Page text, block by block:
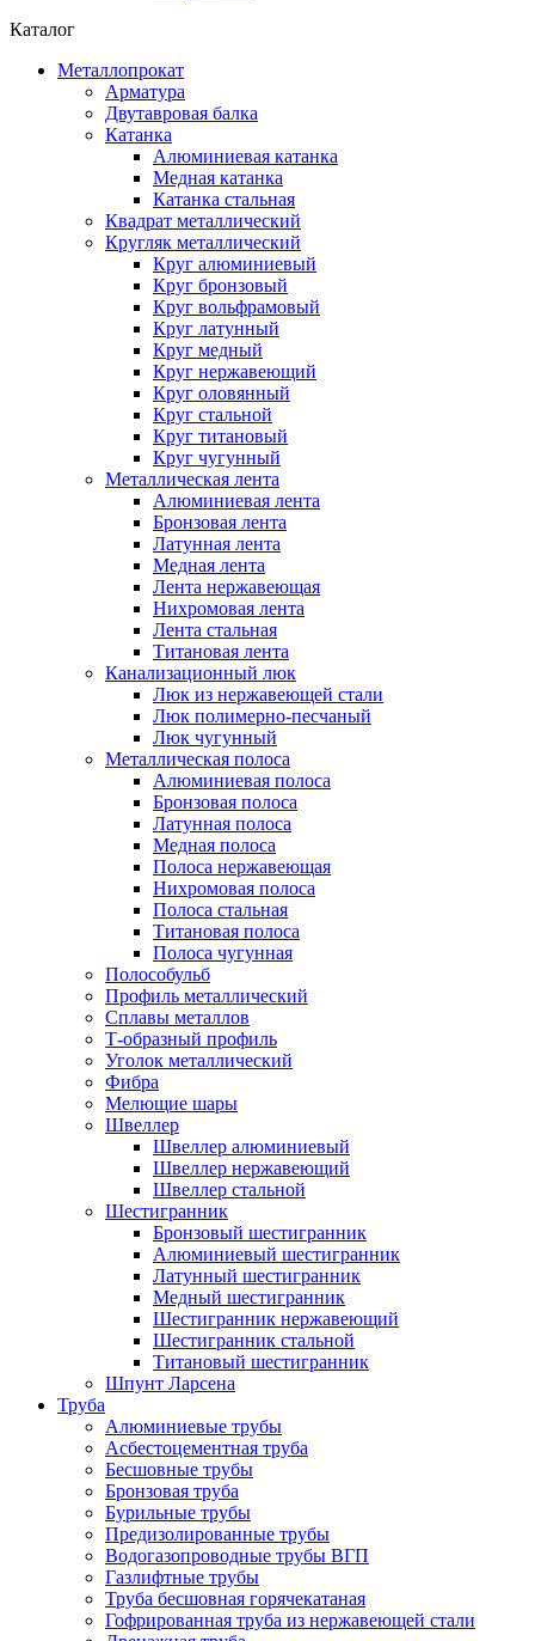
Каталог
Металлопрокат
Арматура
Двутавровая балка
Катанка
Алюминиевая катанка
Медная катанка
Катанка стальная
Квадрат металлический
Кругляк металлический
Круг алюминиевый
Круг бронзовый
Круг вольфрамовый
Круг латунный
Круг медный
Круг нержавеющий
Круг оловянный
Круг стальной
Круг титановый
Круг чугунный
Металлическая лента
Алюминиевая лента
Бронзовая лента
Латунная лента
Медная лента
Лента нержавеющая
Нихромовая лента
Лента стальная
Титановая лента
Канализационный люк
Люк из нержавеющей стали
Люк полимерно-песчаный
Люк чугунный
Металлическая полоса
Алюминиевая полоса
Бронзовая полоса
Латунная полоса
Медная полоса
Полоса нержавеющая
Нихромовая полоса
Полоса стальная
Титановая полоса
Полоса чугунная
Полособульб
Профиль металлический
Сплавы металлов
Т-образный профиль
Уголок металлический
Фибра
Мелющие шары
Швеллер
Швеллер алюминиевый
Швеллер нержавеющий
Швеллер стальной
Шестигранник
Бронзовый шестигранник
Алюминиевый шестигранник
Латунный шестигранник
Медный шестигранник
Шестигранник нержавеющий
Шестигранник стальной
Титановый шестигранник
Шпунт Ларсена
Труба
Алюминиевые трубы
Асбестоцементная труба
Бесшовные трубы
Бронзовая труба
Бурильные трубы
Предизолированные трубы
Водогазопроводные трубы ВГП
Газлифтные трубы
Труба бесшовная горячекатаная
Гофрированная труба из нержавеющей стали